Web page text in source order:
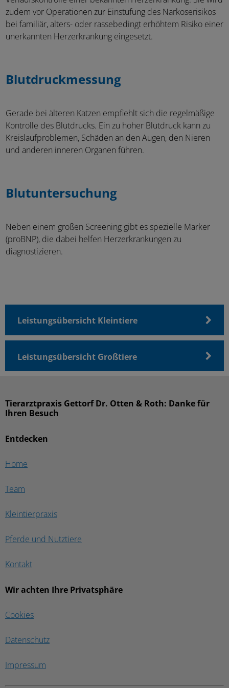
zudem vor Operationen zur Einstufung des Narkoserisikos
bei familiär, alters- oder rassebedingt erhöhtem Risiko einer
unerkannten Herzerkrankung eingesetzt.
Blutdruckmessung
Gerade bei älteren Katzen empfiehlt sich die regelmäßige
Kontrolle des Blutdrucks. Ein zu hoher Blutdruck kann zu
Kreislaufproblemen, Schäden an den Augen, den Nieren
und anderen inneren Organen führen.
Blutuntersuchung
Neben einem großen Screening gibt es spezielle Marker
(proBNP), die dabei helfen Herzerkrankungen zu
diagnostizieren.
Leistungsübersicht Kleintiere
Leistungsübersicht Großtiere
Entdecken
Home
Team
Kleintierpraxis
Pferde und Nutztiere
Kontakt
Wir achten Ihre Privatsphäre
Cookies
Datenschutz
Impressum
Tierarztpraxis Gettorf Dr. Otten & Roth: Danke für
Ihren Besuch